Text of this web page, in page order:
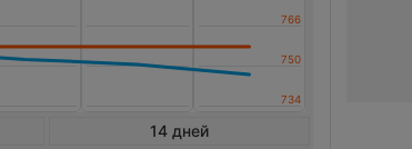
14 дней